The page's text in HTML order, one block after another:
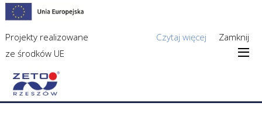
Projekty realizowane
ze środków UE
Czytaj więcej Zamknij